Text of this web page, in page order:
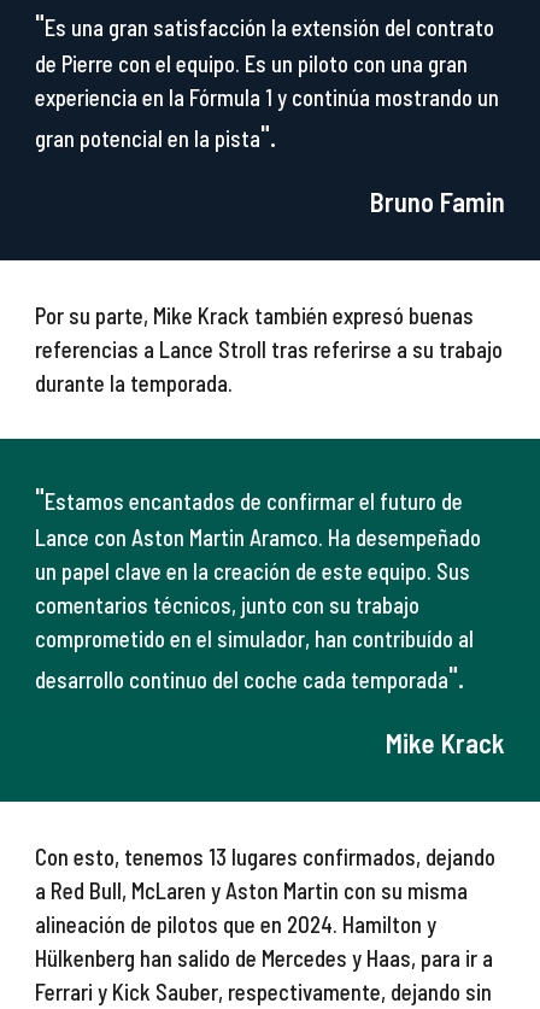
"Es una gran satisfacción la extensión del contrato
de Pierre con el equipo. Es un piloto con una gran
experiencia en la Fórmula 1 y continúa mostrando un
gran potencial en la pista".
Bruno Famin
Por su parte, Mike Krack también expresó buenas
referencias a Lance Stroll tras referirse a su trabajo
durante la temporada.
"Estamos encantados de confirmar el futuro de
Lance con Aston Martin Aramco. Ha desempeñado
un papel clave en la creación de este equipo. Sus
comentarios técnicos, junto con su trabajo
comprometido en el simulador, han contribuído al
desarrollo continuo del coche cada temporada".
Mike Krack
Con esto, tenemos 13 lugares confirmados, dejando
a Red Bull, McLaren y Aston Martin con su misma
alineación de pilotos que en 2024. Hamilton y
Hülkenberg han salido de Mercedes y Haas, para ir a
Ferrari y Kick Sauber, respectivamente, dejando sin